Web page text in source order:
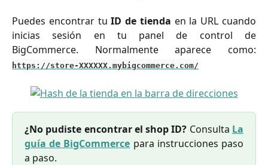
Puedes encontrar tuID de tienda en la URL cuando
inicias sesión en tu panel de control de
BigCommerce. Normalmente aparece como:
https://store-XXXXXX.mybigcommerce.com/
¿No pudiste encontrar el shop ID? Consulta La
guía de BigCommerce para instrucciones paso
a paso.